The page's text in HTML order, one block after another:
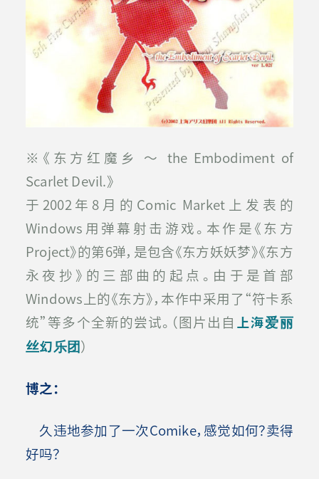
※《东方红魔乡 ～ the Embodiment of
Scarlet Devil.》
于2002年8月的Comic Market上发表的
Windows用弹幕射击游戏。本作是《东方
Project》的第6弹，是包含《东方妖妖梦》《东方
永夜抄》的三部曲的起点。由于是首部
Windows上的《东方》，本作中采用了“符卡系
统”等多个全新的尝试。 （图片出自 上海爱丽
丝幻乐团）
博之：
久违地参加了一次Comike，感觉如何？卖得
好吗？